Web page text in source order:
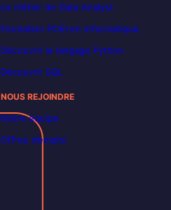
Le métier de Data Analyst
Formation POEI en informatique
Découvrir le langage Python
Découvrir SQL
NOUS REJOINDRE
Notre équipe
Offres d’emploi